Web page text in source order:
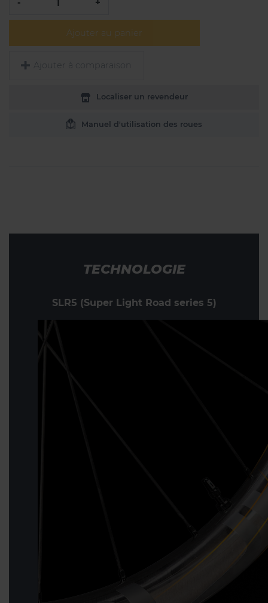
- +
Ajouter au panier
Ajouter à comparaison
Localiser un revendeur
Manuel d'utilisation des roues
TECHNOLOGIE
SLR5 (Super Light Road series 5)